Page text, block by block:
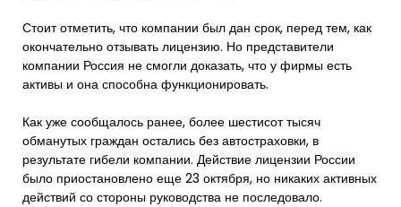
Стоит отметить, что компании был дан срок, перед тем, как
окончательно отзывать лицензию. Но представители
компании Россия не смогли доказать, что у фирмы есть
активы и она способна функционировать.
Как уже сообщалось ранее, более шестисот тысяч
обманутых граждан остались без автостраховки, в
результате гибели компании. Действие лицензии России
было приостановлено еще 23 октября, но никаких активных
действий со стороны руководства не последовало.